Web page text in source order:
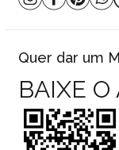
Quer dar um
BAIXE O